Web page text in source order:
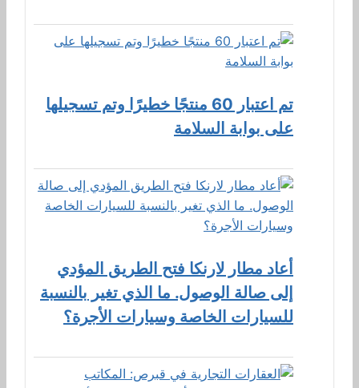
تم اعتبار 60 منتجًا خطيرًا وتم تسجيلها
على بوابة السلامة
أعاد مطار لارنكا فتح الطريق المؤدي
إلى صالة الوصول. ما الذي تغير بالنسبة
للسيارات الخاصة وسيارات الأجرة؟